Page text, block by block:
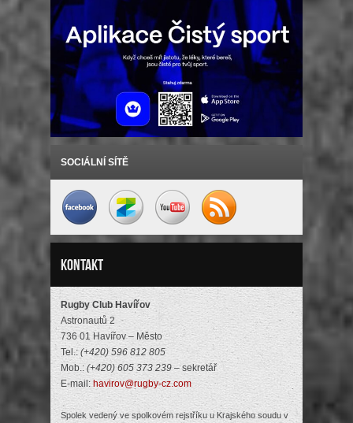
SOCIÁLNÍ SÍTĚ
Kontakt
Rugby Club Havířov
Astronautů 2
736 01 Havířov – Město
Tel.:(+420) 596 812 805
Mob.: (+420) 605 373 239 – sekretář
E-mail: havirov@rugby-cz.com
Spolek vedený ve spolkovém rejstříku u Krajského soudu v